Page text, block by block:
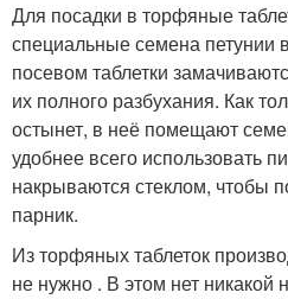
Для посадки в торфяные
специальные семена петунии
посевом таблетки
их полного разбухания. Как
остынет, в неё помещают
удобнее всего использовать
накрываются стеклом, чтобы
парник.
Из торфяных таблеток
не нужно . В этом нет никакой